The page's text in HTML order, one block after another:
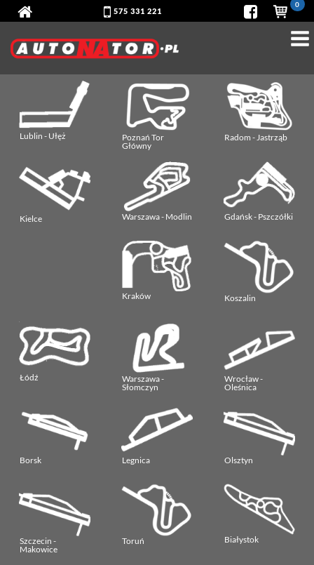
575 331 221
0
Lublin - Ułęż
Poznań Tor
Główny
Radom - Jastrząb
Kielce Warszawa - Modlin Gdańsk - Pszczółki
Kraków Koszalin
Łódź
Warszawa -
Słomczyn
Wrocław -
Oleśnica
Borsk Legnica Olsztyn
Szczecin -
Makowice
Toruń Białystok